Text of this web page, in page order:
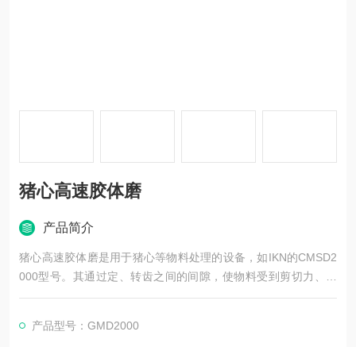
猪心高速胶体磨
产品简介
猪心高速胶体磨是用于猪心等物料处理的设备，如IKN的CMSD2
000型号。其通过定、转齿之间的间隙，使物料受到剪切力、摩
擦力等作用，实现乳化、分散和粉碎，可用于制备注射用猪心去
产品型号：GMD2000